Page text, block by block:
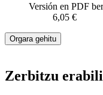
Versión en PDF
6,05 €
Orgara gehitu
Zerbitzu